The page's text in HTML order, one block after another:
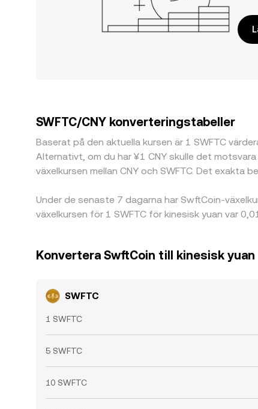
SWFTC/CNY konverteringstabeller
Baserat på den aktuella kursen är 1 SWFTC
Alternativt, om du har ¥1 CNY skulle det
växelkursen mellan CNY och SWFTC. Det exakta
Under de senaste 7 dagarna har SwftCoin-
växelkursen för 1 SWFTC för kinesisk yuan var
Konvertera SwftCoin till kinesisk yuan
SWFTC
1 SWFTC
5 SWFTC
10 SWFTC